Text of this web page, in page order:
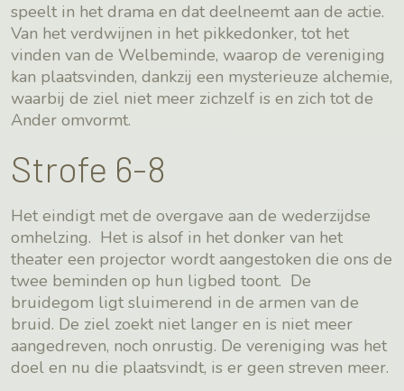
speelt in het drama en dat deelneemt aan de actie.
Van het verdwijnen in het pikkedonker, tot het
vinden van de Welbeminde, waarop de vereniging
kan plaatsvinden, dankzij een mysterieuze alchemie,
waarbij de ziel niet meer zichzelf is en zich tot de
Ander omvormt.
Strofe 6-8
Het eindigt met de overgave aan de wederzijdse
omhelzing. Het is alsof in het donker van het
theater een projector wordt aangestoken die ons de
twee beminden op hun ligbed toont. De
bruidegom ligt sluimerend in de armen van de
bruid. De ziel zoekt niet langer en is niet meer
aangedreven, noch onrustig. De vereniging was het
doel en nu die plaatsvindt, is er geen streven meer.